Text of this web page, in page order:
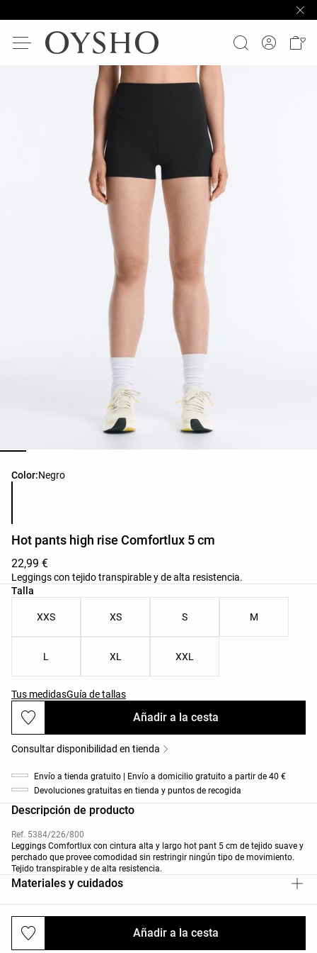
Color:Negro
Lista de colores del producto
Hot pants high rise Comfortlux 5 cm
22,99 €
Leggings con tejido transpirable y de alta resistencia.
Talla
Lista de tallas del producto
XXS XS S M
L XL XXL
Tus medidasGuía de tallas
Añadir a la cesta
Añadir a la cesta
Consultar disponibilidad en tienda
Envío a tienda gratuito | Envío a domicilio gratuito a partir de 40 €
Devoluciones gratuitas en tienda y puntos de recogida
Descripción de producto
Ref. 5384/226/800
Leggings Comfortlux con cintura alta y largo hot pant 5 cm de tejido suave y
perchado que provee comodidad sin restringir ningún tipo de movimiento.
Tejido transpirable y de alta resistencia.
Materiales y cuidados
Envíos y devoluciones